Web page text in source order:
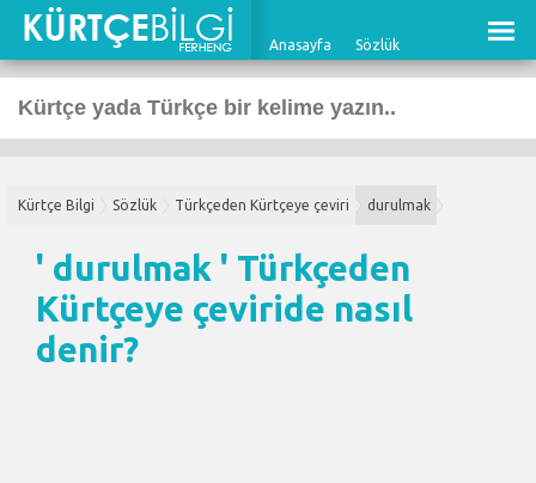
Anasayfa Sözlük
Kürtçe Bilgi Sözlük Türkçeden Kürtçeye çeviri durulmak
' durulmak ' Türkçeden
Kürtçeye çeviride nasıl
denir?